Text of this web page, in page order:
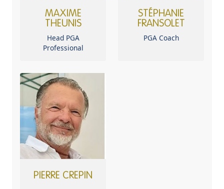
MAXIME
THEUNIS
Head PGA
Professional
STÉPHANIE
FRANSOLET
PGA Coach
PIERRE CREPIN